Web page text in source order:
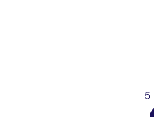
5